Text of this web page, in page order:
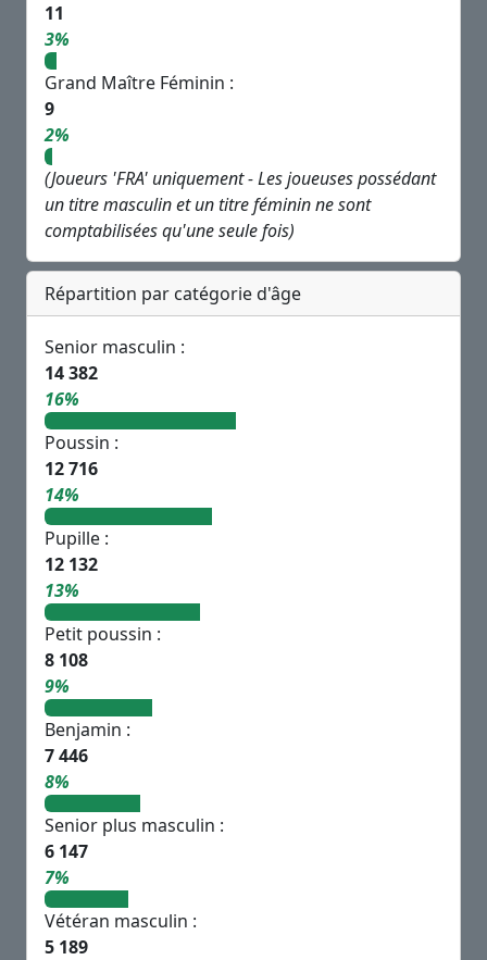
11
3%
Grand Maître Féminin :
9
2%
(Joueurs 'FRA' uniquement - Les joueuses possédant
un titre masculin et un titre féminin ne sont
comptabilisées qu'une seule fois)
Répartition par catégorie d'âge
Senior masculin :
14 382
16%
Poussin :
12 716
14%
Pupille :
12 132
13%
Petit poussin :
8 108
9%
Benjamin :
7 446
8%
Senior plus masculin :
6 147
7%
Vétéran masculin :
5 189